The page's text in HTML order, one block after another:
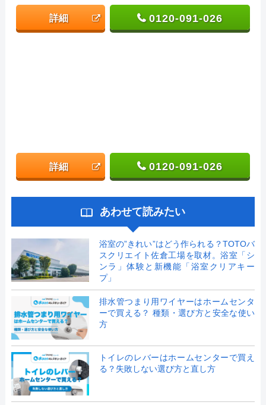
詳細 0120-091-026
詳細 0120-091-026
あわせて読みたい
浴室の”きれい”はどう作られる？TOTOバ
スクリエイト佐倉工場を取材。浴室「シ
ンラ」体験と新機能「浴室クリアキー
プ」
排水管つまり用ワイヤーはホームセンタ
ーで買える？ 種類・選び方と安全な使い
方
トイレのレバーはホームセンターで買え
る？失敗しない選び方と直し方